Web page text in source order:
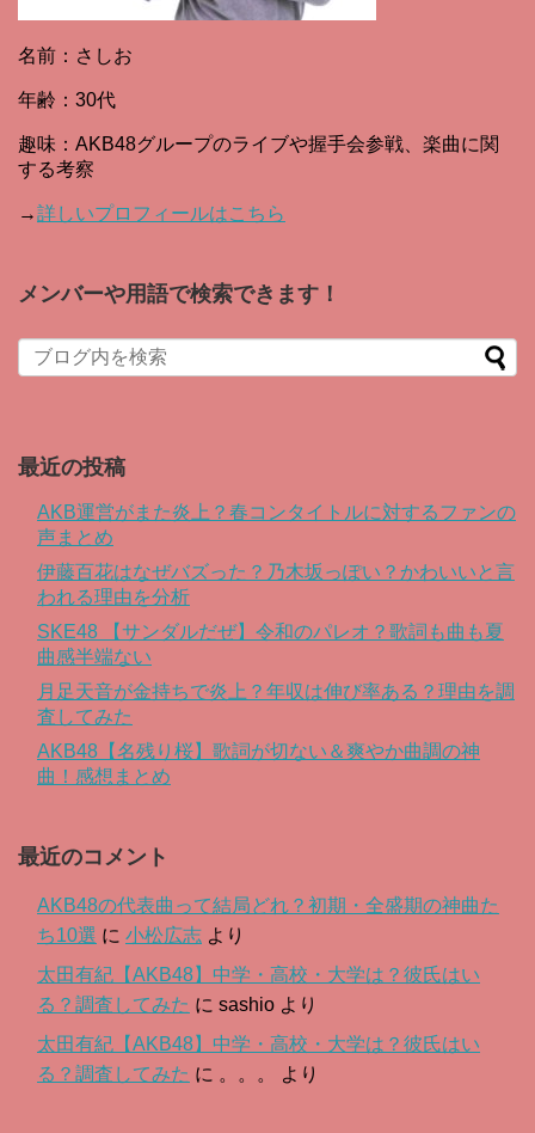
名前：さしお
年齢：30代
趣味：AKB48グループのライブや握手会参戦、楽曲に関
する考察
→詳しいプロフィールはこちら
メンバーや用語で検索できます！
最近の投稿
AKB運営がまた炎上？春コンタイトルに対するファンの
声まとめ
伊藤百花はなぜバズった？乃木坂っぽい？かわいいと言
われる理由を分析
SKE48 【サンダルだぜ】令和のパレオ？歌詞も曲も夏
曲感半端ない
月足天音が金持ちで炎上？年収は伸び率ある？理由を調
査してみた
AKB48【名残り桜】歌詞が切ない＆爽やか曲調の神
曲！感想まとめ
最近のコメント
AKB48の代表曲って結局どれ？初期・全盛期の神曲た
ち10選 に 小松広志 より
太田有紀【AKB48】中学・高校・大学は？彼氏はい
る？調査してみた に sashio より
太田有紀【AKB48】中学・高校・大学は？彼氏はい
る？調査してみた に 。。。 より